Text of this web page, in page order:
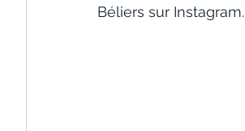
Béliers sur Instagram.